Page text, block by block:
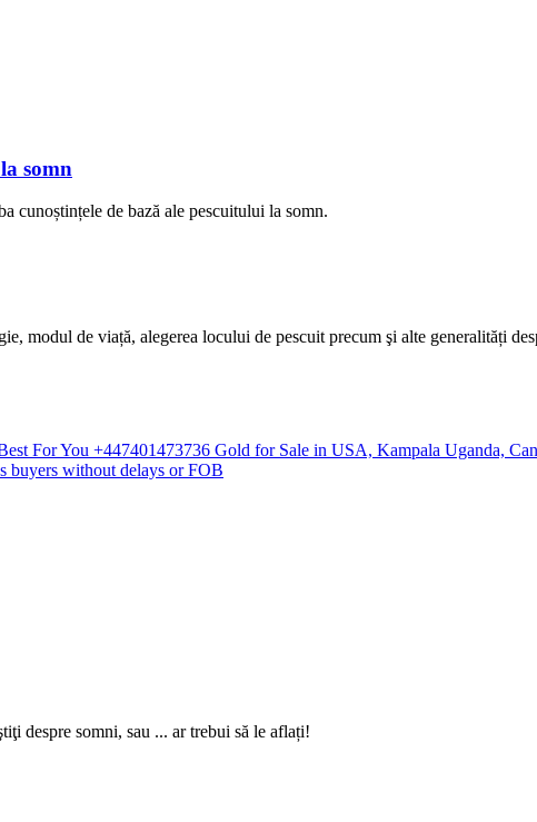
somn
cunoștințele de bază ale pescuitului la somn.
modul de viață, alegerea locului de pescuit precum şi alte generalități
For You +447401473736 Gold for Sale in USA, Kampala Uganda,
buyers without delays or FOB
despre somni, sau ... ar trebui să le aflați!